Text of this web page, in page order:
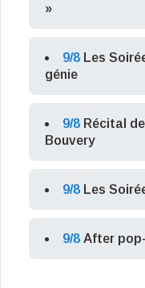
»
9/8 Les
génie
9/8 Récital
Bouvery
9/8 Les
9/8 After